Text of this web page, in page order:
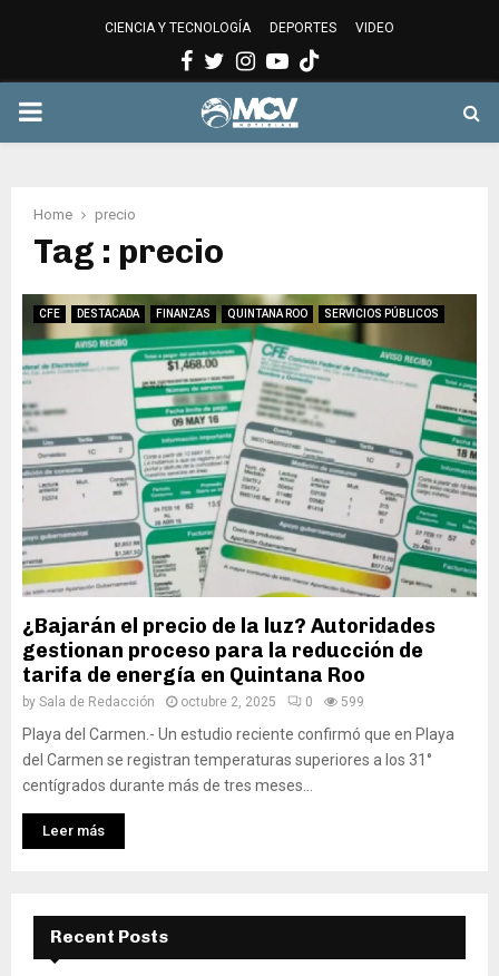
CIENCIA Y TECNOLOGÍA DEPORTES VIDEO
Facebook
Twitter
Instagram
Youtube
PRIMARY
Home precio
Tag : precio
CFE DESTACADA FINANZAS QUINTANA ROO SERVICIOS PÚBLICOS
¿Bajarán el precio de la luz? Autoridades
gestionan proceso para la reducción de
tarifa de energía en Quintana Roo
by Sala de Redacción octubre 2, 2025 0 599
Playa del Carmen.- Un estudio reciente confirmó que en Playa
del Carmen se registran temperaturas superiores a los 31°
centígrados durante más de tres meses...
Leer más
Recent Posts